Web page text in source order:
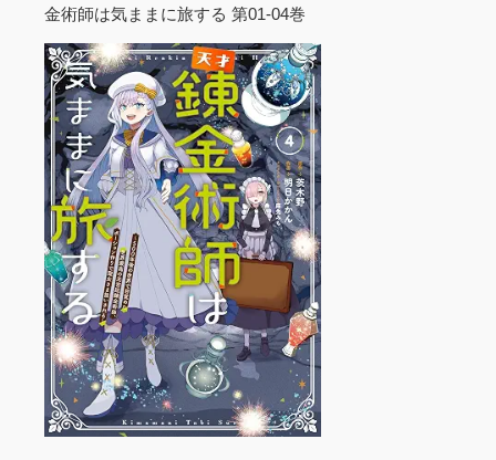
金術師は気ままに旅する 第01-04巻